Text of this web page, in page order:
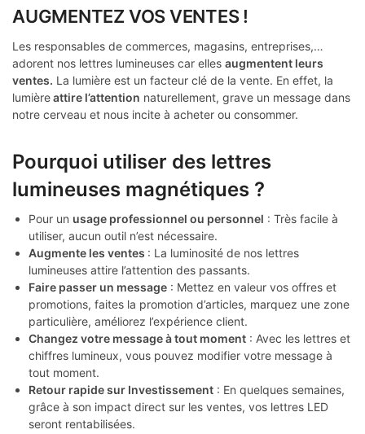
AUGMENTEZ VOS VENTES !
Les responsables de commerces, magasins, entreprises,…
adorent nos lettres lumineuses car elles augmentent leurs
ventes. La lumière est un facteur clé de la vente. En effet, la
lumièreattire l’attention naturellement, grave un message dans
notre cerveau et nous incite à acheter ou consommer.
Pourquoi utiliser des lettres
lumineuses magnétiques ?
Pour un usage professionnel ou personnel : Très facile à
utiliser, aucun outil n’est nécessaire.
Augmente les ventes : La luminosité de nos lettres
lumineuses attire l’attention des passants.
Faire passer un message : Mettez en valeur vos offres et
promotions, faites la promotion d’articles, marquez une zone
particulière, améliorez l’expérience client.
Changez votre message à tout moment : Avec les lettres et
chiffres lumineux, vous pouvez modifier votre message à
tout moment.
Retour rapide sur Investissement : En quelques semaines,
grâce à son impact direct sur les ventes, vos lettres LED
seront rentabilisées.